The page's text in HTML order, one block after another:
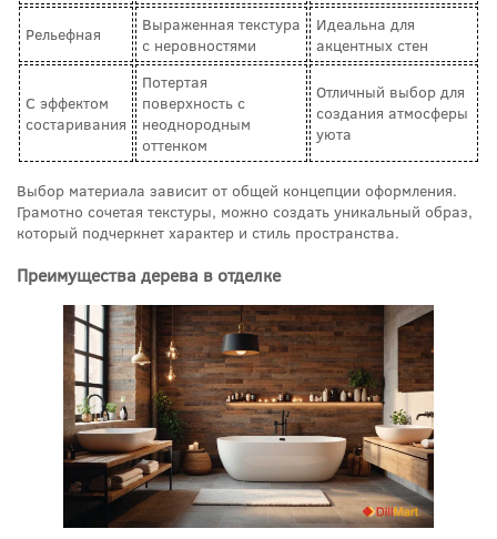
Рельефная
Выраженная текстура
с неровностями
Идеальна для
акцентных стен
С эффектом
состаривания
Потертая
поверхность с
неоднородным
оттенком
Отличный выбор для
создания атмосферы
уюта
Выбор материала зависит от общей концепции оформления.
Грамотно сочетая текстуры, можно создать уникальный образ,
который подчеркнет характер и стиль пространства.
Преимущества дерева в отделке